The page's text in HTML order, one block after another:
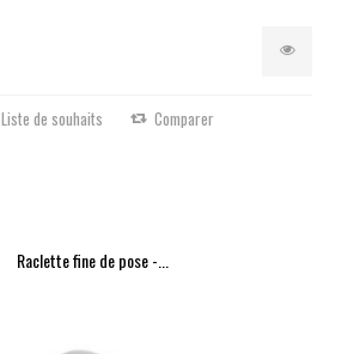
Liste de souhaits Comparer
Raclette fine de pose -...